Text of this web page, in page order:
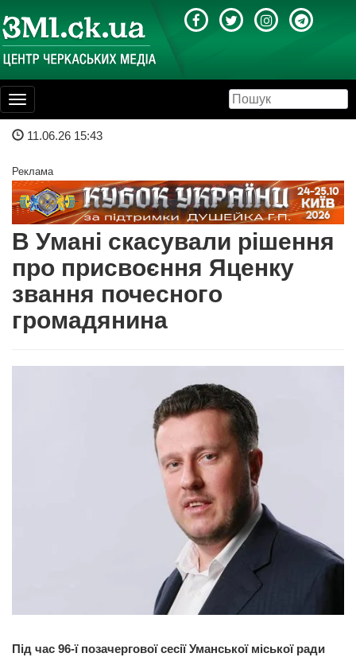
Toggle
navigation
11.06.26 15:43
Реклама
В Умані скасували рішення
про присвоєння Яценку
звання почесного
громадянина
Під час 96-ї позачергової сесії Уманської міської ради